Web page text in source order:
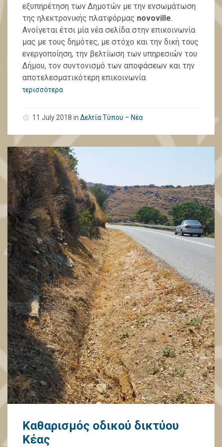
εξυπηρέτηση των Δημοτών με την ενσωμάτωση
της ηλεκτρονικής πλατφόρμας novoville.
Ανοίγεται έτσι μία νέα σελίδα στην επικοινωνία
μας με τους δημότες, με στόχο και την δική τους
ενεργοποίηση, την βελτίωση των υπηρεσιών του
Δήμου, τον συντονισμό των αποφάσεων και την
αποτελεσματικότερη επικοινωνία.
περισσότερα
11 July 2018 in Δελτία Τύπου – Νέα
Καθαρισμός οδικού δικτύου
Κέας